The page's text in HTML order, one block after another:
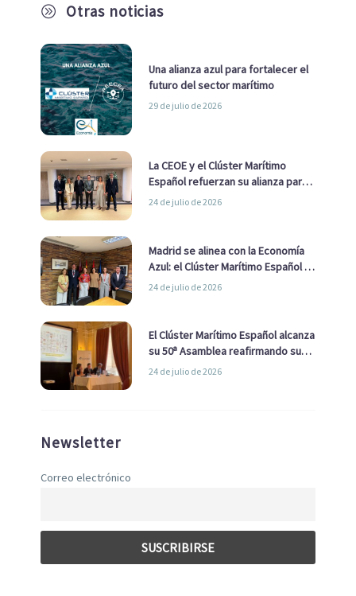
A Otras noticias
Una alianza azul para fortalecer el
futuro del sector marítimo
29 de julio de 2026
La CEOE y el Clúster Marítimo
Español refuerzan su alianza para
impulsar una estrategia Nacional
24 de julio de 2026
Madrid se alinea con la Economía
Azul: el Clúster Marítimo Español y
la Real Liga Naval avanzan alianzas
24 de julio de 2026
El Clúster Marítimo Español alcanza
su 50ª Asamblea reafirmando su
liderazgo en la Economía Azul
24 de julio de 2026
Newsletter
Correo electrónico